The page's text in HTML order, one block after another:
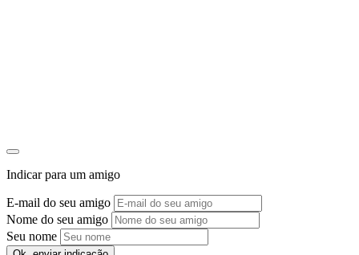
Indicar para um amigo
E-mail do seu amigo
Nome do seu amigo
Seu nome